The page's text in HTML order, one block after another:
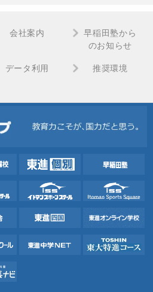
会社案内
早稲田塾から
のお知らせ
データ利用 推奨環境